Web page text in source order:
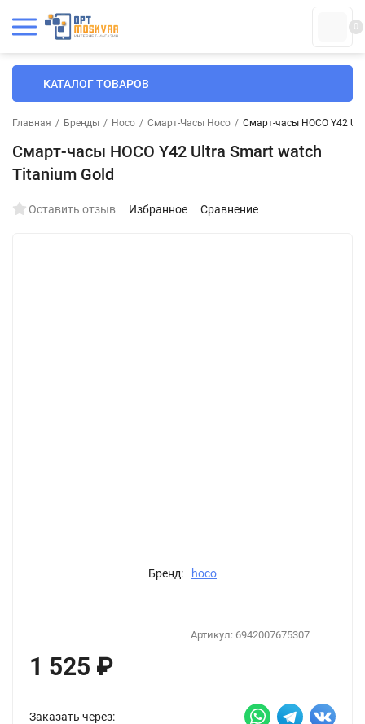
0
КАТАЛОГ ТОВАРОВ
Главная / Бренды / Hoco / Смарт-Часы Hoco / Смарт-часы HOCO Y42
Смарт-часы HOCO Y42 Ultra Smart watch
Titanium Gold
Оставить отзыв Избранное Сравнение
Бренд: hoco
Артикул: 6942007675307
1 525 ₽
Заказать через: